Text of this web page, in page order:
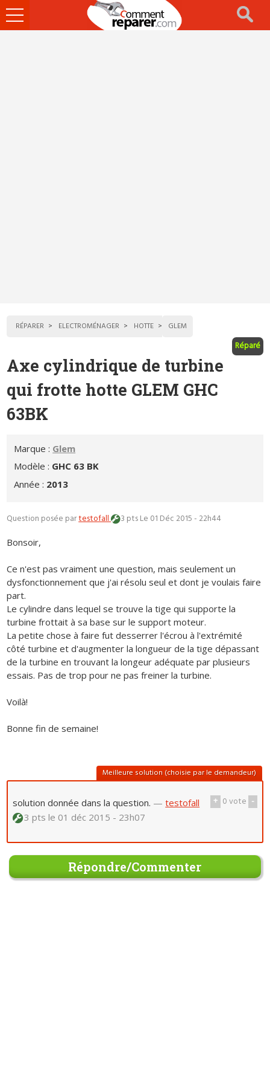
Ouvrir
le
RÉPARER ELECTROMÉNAGER HOTTE GLEM
Réparé
Axe cylindrique de turbine
qui frotte hotte GLEM GHC
63BK
Marque : Glem
Modèle : GHC 63 BK
Année : 2013
Question posée partestofall 3 ptsLe 01 Déc 2015 - 22h44
Bonsoir,
Ce n'est pas vraiment une question, mais seulement un
dysfonctionnement que j'ai résolu seul et dont je voulais faire
part.
Le cylindre dans lequel se trouve la tige qui supporte la
turbine frottait à sa base sur le support moteur.
La petite chose à faire fut desserrer l'écrou à l'extrémité
côté turbine et d'augmenter la longueur de la tige dépassant
de la turbine en trouvant la longeur adéquate par plusieurs
essais. Pas de trop pour ne pas freiner la turbine.
Voilà!
Bonne fin de semaine!
Meilleure solution (choisie par le demandeur)
+ 0vote -
solution donnée dans la question. —testofall
3 ptsle 01 déc 2015 - 23h07
Répondre/Commenter